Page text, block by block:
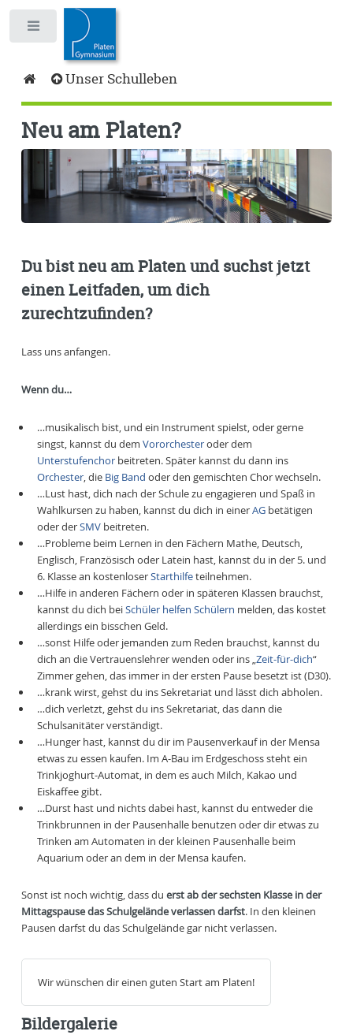
Unser Schulleben
Neu am Platen?
Du bist neu am Platen und suchst jetzt
einen Leitfaden, um dich
zurechtzufinden?
Lass uns anfangen.
Wenn du…
…musikalisch bist, und ein Instrument spielst, oder gerne
singst, kannst du dem Vororchesteroder dem
Unterstufenchor beitreten. Später kannst du dann ins
Orchester, die Big Band oder den gemischten Chor wechseln.
…Lust hast, dich nach der Schule zu engagieren und Spaß in
Wahlkursen zu haben, kannst du dich in einerAGbetätigen
oder derSMV beitreten.
…Probleme beim Lernen in den Fächern Mathe, Deutsch,
Englisch, Französisch oder Latein hast, kannst du in der 5. und
6. Klasse an kostenloserStarthilfeteilnehmen.
…Hilfe in anderen Fächern oder in späteren Klassen brauchst,
kannst du dich beiSchüler helfen Schülern melden, das kostet
allerdings ein bisschen Geld.
…sonst Hilfe oder jemanden zum Reden brauchst, kannst du
dich an die Vertrauenslehrer wenden oder ins „ Zeit-für-dich“
Zimmer gehen, das immer in der ersten Pause besetzt ist (D30).
…krank wirst, gehst du ins Sekretariat und lässt dich abholen.
…dich verletzt, gehst du ins Sekretariat, das dann die
Schulsanitäter verständigt.
…Hunger hast, kannst du dir im Pausenverkauf in der Mensa
etwas zu essen kaufen. Im A-Bau im Erdgeschoss steht ein
Trinkjoghurt-Automat, in dem es auch Milch, Kakao und
Eiskaffee gibt.
…Durst hast und nichts dabei hast, kannst du entweder die
Trinkbrunnen in der Pausenhalle benutzen oder dir etwas zu
Trinken am Automaten in der kleinen Pausenhalle beim
Aquarium oder an dem in der Mensa kaufen.
Sonst ist noch wichtig, dass du erst ab der sechsten Klasse in der
Mittagspause das Schulgelände verlassen darfst. In den kleinen
Pausen darfst du das Schulgelände gar nicht verlassen.
Wir wünschen dir einen guten Start am Platen!
Bildergalerie
Toggle